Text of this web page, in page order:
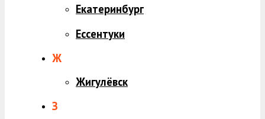
Екатеринбург
Ессентуки
Ж
Жигулёвск
З